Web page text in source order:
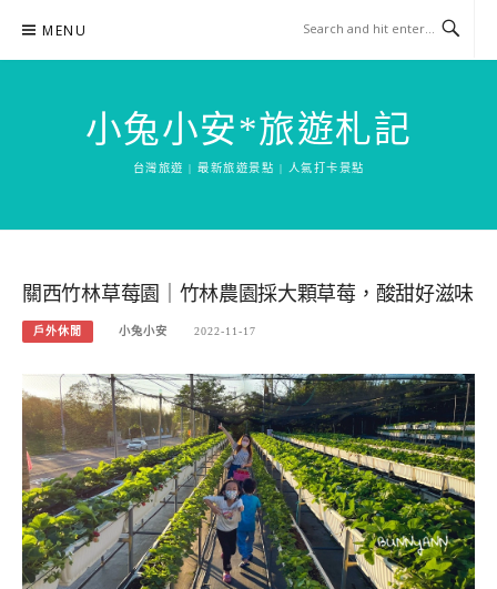
content
MENU
小兔小安*旅遊札記
台灣旅遊 | 最新旅遊景點 | 人氣打卡景點
關西竹林草莓園｜竹林農園採大顆草莓，酸甜好滋味
戶外休閒 小兔小安 2022-11-17